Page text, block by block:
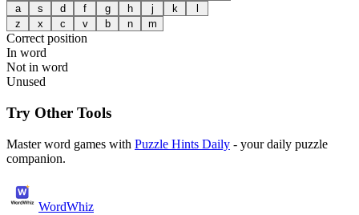
a
s d f g h j k
z
x c v b n m
Correct position
In word
Not in word
Unused
Try Other Tools
Master word games with Puzzle Hints Daily - your daily puzzle
companion.
WordWhiz